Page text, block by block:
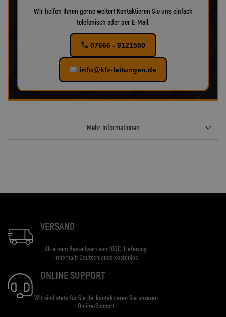
Wir helfen Ihnen gerne weiter! Kontaktieren Sie uns einfach
telefonisch oder per E-Mail.
07666 - 9121550
info@kfz-leitungen.de
Mehr Informationen
VERSAND
Ab einem Bestellwert von 100€. Lieferung
innerhalb Deutschlands kostenlos
ONLINE SUPPORT
Wir sind stets für Sie da, kontaktieren Sie unseren
Online-Support